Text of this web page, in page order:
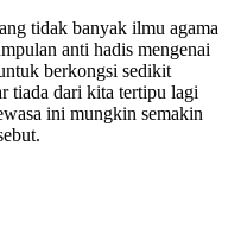
tidak banyak ilmu agama
anti hadis mengenai
berkongsi sedikit
tiada dari kita tertipu lagi
ini mungkin semakin